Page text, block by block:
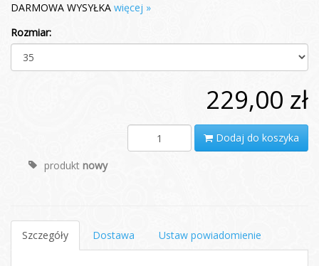
DARMOWA WYSYŁKA więcej »
Rozmiar:
229,00 zł
Dodaj do koszyka
produkt nowy
Szczegóły Dostawa Ustaw powiadomienie